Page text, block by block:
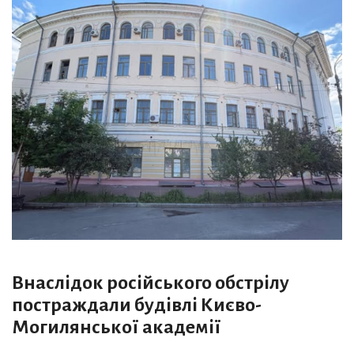
Внаслідок російського обстрілу
постраждали будівлі Києво-
Могилянської академії